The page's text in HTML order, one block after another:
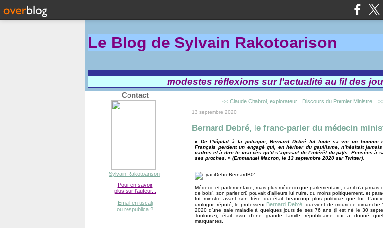
Le Blog de Sylvain Rakotoa
modestes réflexions sur l'actualité au fil des
Contact
Sylvain Rakotoarison
Pour en savoir
plus sur l'auteur...
Email en tiscali
ou respublica ?
<< Claude Chabrol, explorateur... Discours du Premier Ministre...
13 septembre 2020
Bernard Debré, le franc-parler du médecin
« De l’hôpital à la politique, Bernard Debré fut toute sa vie un homme
Français perdent un engagé qui, en héritier du gaullisme, n’hésitait
cadres et à dire le vrai dès qu’il s’agissait de l’intérêt du pays. Pensées à
ses proches. » (Emmanuel Macron, le 13 septembre 2020 sur Twitter).
Médecin et parlementaire, mais plus médecin que parlementaire, car il n’a jamais
de bois", son parler crû pouvait d’ailleurs lui nuire, du moins politiquement, et
fut ministre avant son frère qui était beaucoup plus politique que lui.
urologue réputé, le professeur Bernard Debré , qui vient de mourir ce dimanche
2020 d’une sale maladie à quelques jours de ses 76 ans (il est né le 30
Toulouse), était issu d’une grande famille républicaine qui a donné
marquantes.